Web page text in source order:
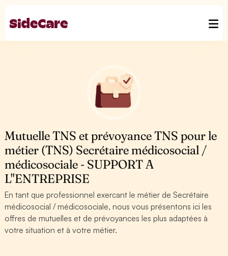
Mutuelle TNS et prévoyance TNS pour le
métier (TNS) Secrétaire médicosocial /
médicosociale - SUPPORT A
L''ENTREPRISE
En tant que professionnel exercant le métier de Secrétaire
médicosocial / médicosociale, nous vous présentons ici les
offres de mutuelles et de prévoyances les plus adaptées à
votre situation et à votre métier.